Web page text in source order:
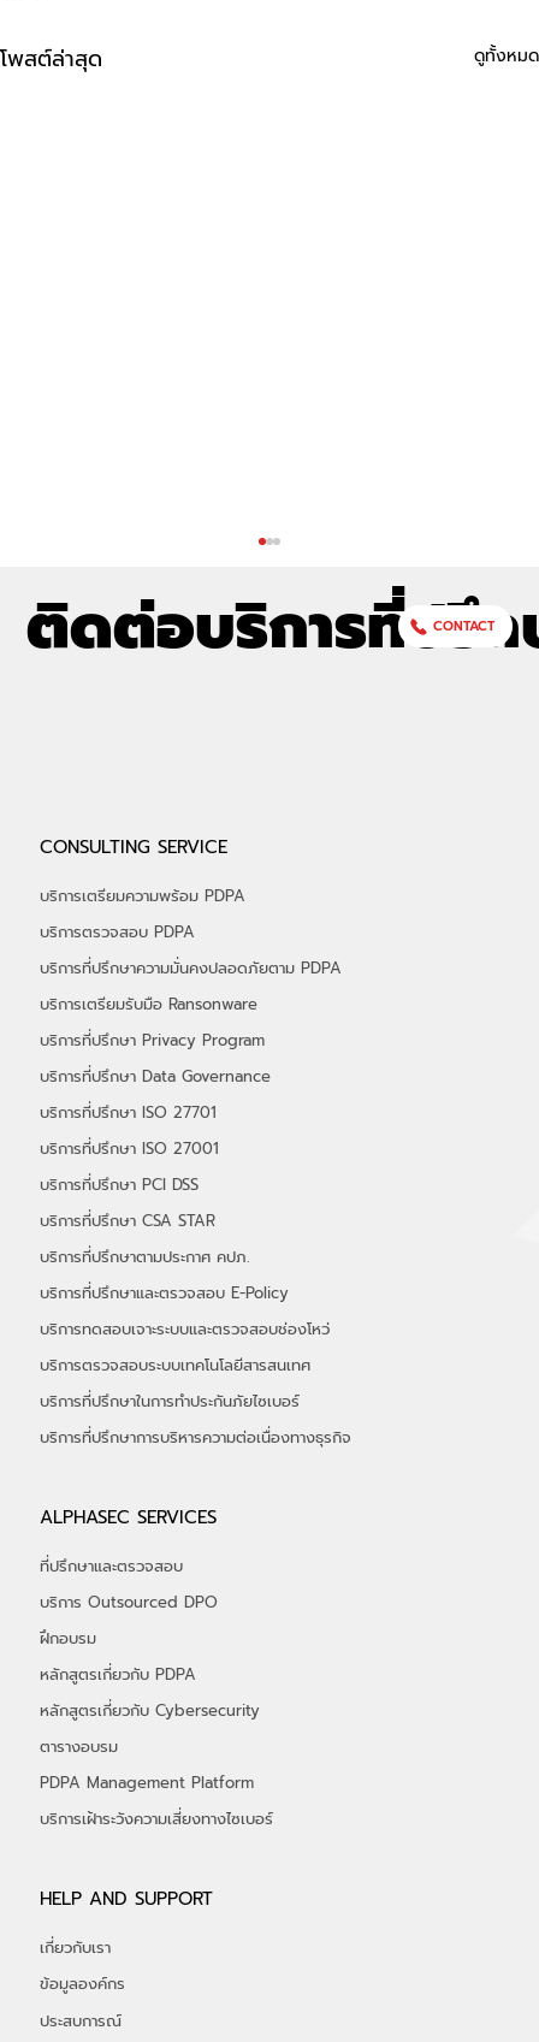
โพสต์ล่าสุด ดูทั้งหมด
depa ในงาน THAIDEF-EX 2026 รับ
เกียรติ "รมว.พาณิชย์" เยี่ยมชมบูธ พร้อมรับ
ฟังสิทธิประโยชน์ จาก depa กว่า 50%
ติดต่อบริการที่ปรึก
CONTACT
CONSULTING SERVICE
บริการเตรียมความพร้อม PDPA
บริการตรวจสอบ PDPA
บริการที่ปรึกษาความมั่นคงปลอดภัยตาม PDPA
บริการเตรียมรับมือ Ransonware
บริการที่ปรึกษา Privacy Program
บริการที่ปรึกษา Data Governance
บริการที่ปรึกษา ISO 27701
บริการที่ปรึกษา ISO 27001
บริการที่ปรึกษา PCI DSS
บริการที่ปรึกษา CSA STAR
บริการที่ปรึกษาตามประกาศ คปภ.
บริการที่ปรึกษาและตรวจสอบ E-Policy
บริการทดสอบเจาะระบบและตรวจสอบช่องโหว่
บริการตรวจสอบระบบเทคโนโลยีสารสนเทศ
บริการที่ปรึกษาในการทำประกันภัยไซเบอร์
​บริการที่ปรึกษาการบริหารความต่อเนื่องทางธุรกิจ
ALPHASEC SERVICES
ที่ปรึกษาและตรวจสอบ
บริการ Outsourced DPO
ฝึกอบรม
หลักสูตรเกี่ยวกับ PDPA
หลักสูตรเกี่ยวกับ Cybersecurity
ตารางอบรม
PDPA Management Platform
บริการเฝ้าระวังความเสี่ยงทางไซเบอร์
HELP AND SUPPORT
เกี่ยวกับเรา
ข้อมูลองค์กร
ประสบการณ์